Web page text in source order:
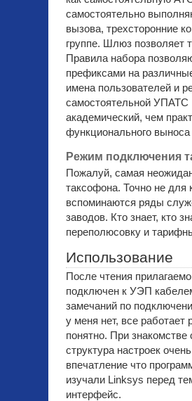
самостоятельно
вызова, трехсторонние
группе. Шлюз позволяет
Правила набора
префиксами на
имена пользователей и
самостоятельной УПАТС
академический, чем
функционального
Режим подключения
Пожалуй, самая
таксофона. Точно не для
вспоминаются ряды
заводов. Кто знает, кто
переполюсовку и
Использование
После чтения
подключен к УЭП
замечаний по
у меня нет, все работает
понятно. При знакомстве
структура настроек
впечатление что
изучали Linksys перед
интерфейс.